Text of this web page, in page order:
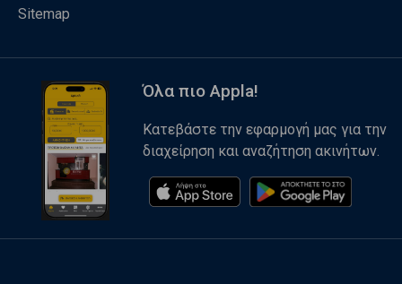
Sitemap
Όλα πιο Appla!
Κατεβάστε την εφαρμογή μας για την
διαχείρηση και αναζήτηση ακινήτων.